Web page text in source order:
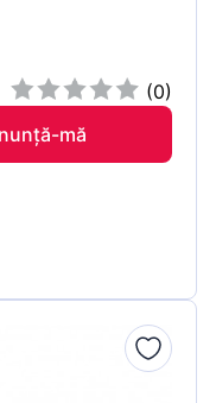
(0)
mă